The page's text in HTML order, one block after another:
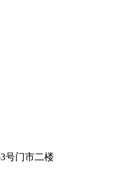
号门市二楼